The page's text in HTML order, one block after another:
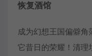
恢复酒馆
成为幻想王国偏僻
它昔日的荣耀！清理